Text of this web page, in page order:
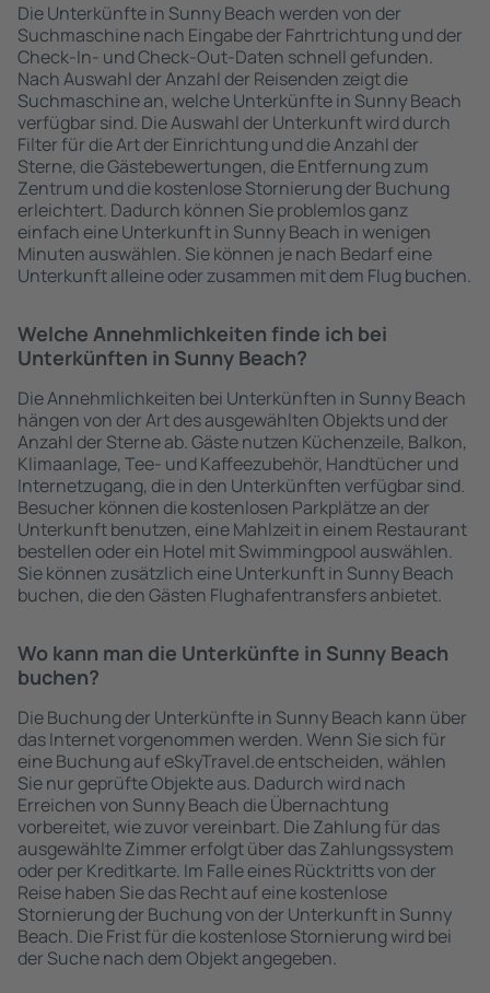
Die Unterkünfte in Sunny Beach werden von der
Suchmaschine nach Eingabe der Fahrtrichtung und der
Check-In- und Check-Out-Daten schnell gefunden.
Nach Auswahl der Anzahl der Reisenden zeigt die
Suchmaschine an, welche Unterkünfte in Sunny Beach
verfügbar sind. Die Auswahl der Unterkunft wird durch
Filter für die Art der Einrichtung und die Anzahl der
Sterne, die Gästebewertungen, die Entfernung zum
Zentrum und die kostenlose Stornierung der Buchung
erleichtert. Dadurch können Sie problemlos ganz
einfach eine Unterkunft in Sunny Beach in wenigen
Minuten auswählen. Sie können je nach Bedarf eine
Unterkunft alleine oder zusammen mit dem Flug buchen.
Welche Annehmlichkeiten finde ich bei
Unterkünften in Sunny Beach?
Die Annehmlichkeiten bei Unterkünften in Sunny Beach
hängen von der Art des ausgewählten Objekts und der
Anzahl der Sterne ab. Gäste nutzen Küchenzeile, Balkon,
Klimaanlage, Tee- und Kaffeezubehör, Handtücher und
Internetzugang, die in den Unterkünften verfügbar sind.
Besucher können die kostenlosen Parkplätze an der
Unterkunft benutzen, eine Mahlzeit in einem Restaurant
bestellen oder ein Hotel mit Swimmingpool auswählen.
Sie können zusätzlich eine Unterkunft in Sunny Beach
buchen, die den Gästen Flughafentransfers anbietet.
Wo kann man die Unterkünfte in Sunny Beach
buchen?
Die Buchung der Unterkünfte in Sunny Beach kann über
das Internet vorgenommen werden. Wenn Sie sich für
eine Buchung auf eSkyTravel.de entscheiden, wählen
Sie nur geprüfte Objekte aus. Dadurch wird nach
Erreichen von Sunny Beach die Übernachtung
vorbereitet, wie zuvor vereinbart. Die Zahlung für das
ausgewählte Zimmer erfolgt über das Zahlungssystem
oder per Kreditkarte. Im Falle eines Rücktritts von der
Reise haben Sie das Recht auf eine kostenlose
Stornierung der Buchung von der Unterkunft in Sunny
Beach. Die Frist für die kostenlose Stornierung wird bei
der Suche nach dem Objekt angegeben.